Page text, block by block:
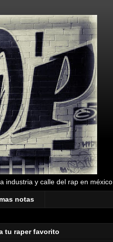
industria y calle del rap en méxico
notas
tu raper favorito